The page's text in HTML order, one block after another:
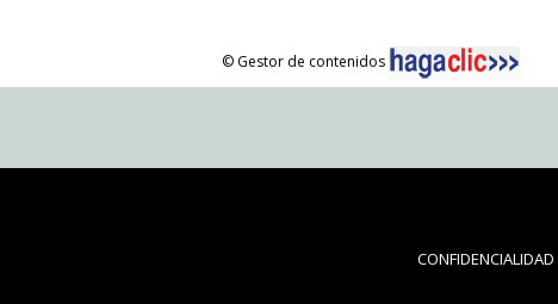
© Gestor de contenidos
CONFIDENCIALIDAD